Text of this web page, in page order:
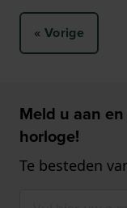
« Vorige
Meld u aan
horloge!
Te besteden